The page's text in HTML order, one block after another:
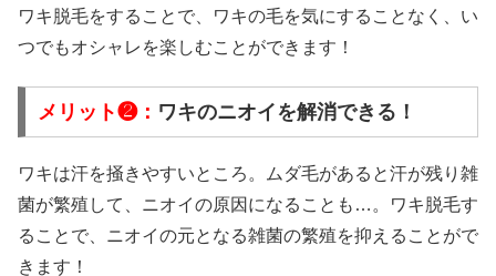
ワキ脱毛をすることで、ワキの毛を気にすることなく、い
つでもオシャレを楽しむことができます！
メリット❷： ワキのニオイを解消できる！
ワキは汗を掻きやすいところ。ムダ毛があると汗が残り雑
菌が繁殖して、ニオイの原因になることも…。ワキ脱毛す
ることで、ニオイの元となる雑菌の繁殖を抑えることがで
きます！